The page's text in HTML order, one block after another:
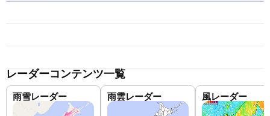
レーダーコンテンツ一覧
雨雪レーダー 雨雲レーダー 風レーダー